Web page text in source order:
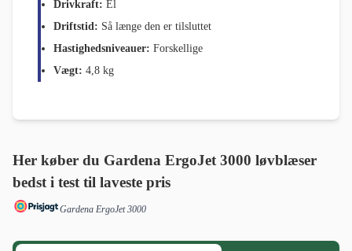
Drivkraft: El
Driftstid: Så længe den er tilsluttet
Hastighedsniveauer: Forskellige
Vægt: 4,8 kg
Her køber du Gardena ErgoJet 3000 løvblæser
bedst i test til laveste pris
Gardena ErgoJet 3000